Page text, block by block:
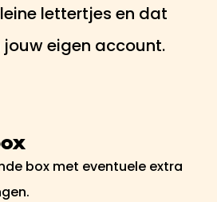
lettertjes en dat
eigen account.
box met eventuele extra